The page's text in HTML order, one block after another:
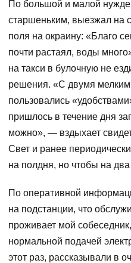
По большой и малой
старшеньким, выезжал на
поля на окраину: «Благо
почти растаял, воды
на такси в булочную не
решения. «С двумя
пользовались
пришлось в течение дня
можно», — вздыхает
Свет и ранее
на полдня, но чтобы на
По оперативной
на подстанции, что
проживает мой
нормальной подачей
этот раз, рассказывали в